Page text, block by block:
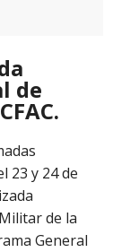
de
23 y 24 de
de la
General